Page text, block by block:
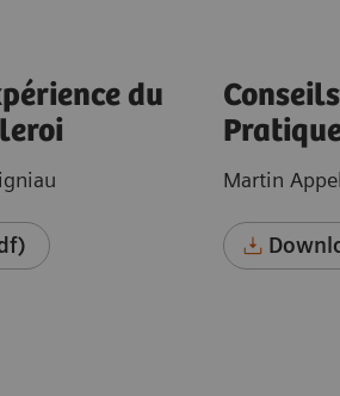
du
Martin